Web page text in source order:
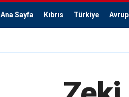
Ana Sayfa Kıbrıs Türkiye